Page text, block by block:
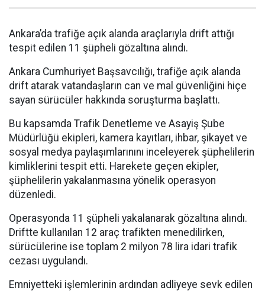
Ankara’da trafiğe açık alanda araçlarıyla drift attığı
tespit edilen 11 şüpheli gözaltına alındı.
Ankara Cumhuriyet Başsavcılığı, trafiğe açık alanda
drift atarak vatandaşların can ve mal güvenliğini hiçe
sayan sürücüler hakkında soruşturma başlattı.
Bu kapsamda Trafik Denetleme ve Asayiş Şube
Müdürlüğü ekipleri, kamera kayıtları, ihbar, şikayet ve
sosyal medya paylaşımlarınını inceleyerek şüphelilerin
kimliklerini tespit etti. Harekete geçen ekipler,
şüphelilerin yakalanmasına yönelik operasyon
düzenledi.
Operasyonda 11 şüpheli yakalanarak gözaltına alındı.
Driftte kullanılan 12 araç trafikten menedilirken,
sürücülerine ise toplam 2 milyon 78 lira idari trafik
cezası uygulandı.
Emniyetteki işlemlerinin ardından adliyeye sevk edilen